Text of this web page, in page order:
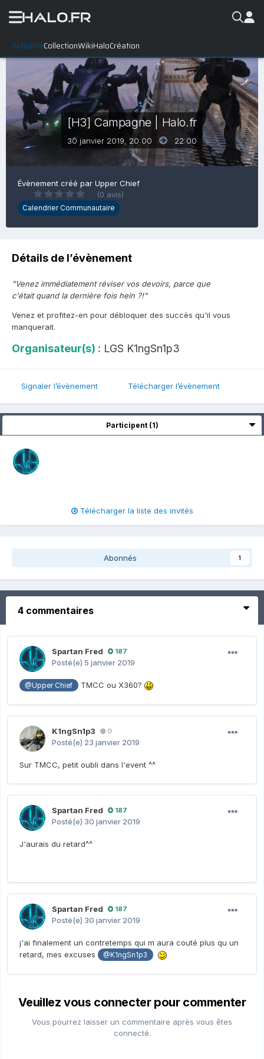
ActualitéCollectionWikiHaloCréation
[H3] Campagne | Halo.fr
30 janvier 2019, 20:00 22:00
Évènement créé par Upper Chief
(0 avis)
Calendrier Communautaire
Détails de l’évènement
"Venez immédiatement réviser vos devoirs, parce que
c'était quand la dernière fois hein ?!"
Venez et profitez-en pour débloquer des succès qu'il vous
manquerait.
Organisateur(s) : LGS K1ngSn1p3
Signaler l’évènement Télécharger l’évènement
Participent (1)
Télécharger la liste des invités
Abonnés 1
4 commentaires
Spartan Fred 187
Posté(e) 5 janvier 2019
@Upper Chief TMCC ou X360?
K1ngSn1p3 0
Posté(e) 23 janvier 2019
Sur TMCC, petit oubli dans l'event ^^
Spartan Fred 187
Posté(e) 30 janvier 2019
J'aurais du retard^^
Spartan Fred 187
Posté(e) 30 janvier 2019
j'ai finalement un contretemps qui m aura couté plus qu un
retard, mes excuses
@K1ngSn1p3
Veuillez vous connecter pour commenter
Vous pourrez laisser un commentaire après vous êtes
connecté.